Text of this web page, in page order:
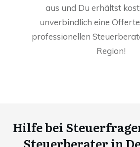
aus und Du erhältst
unverbindlich eine
professionellen
Region!
Hilfe bei
Steuerberater in